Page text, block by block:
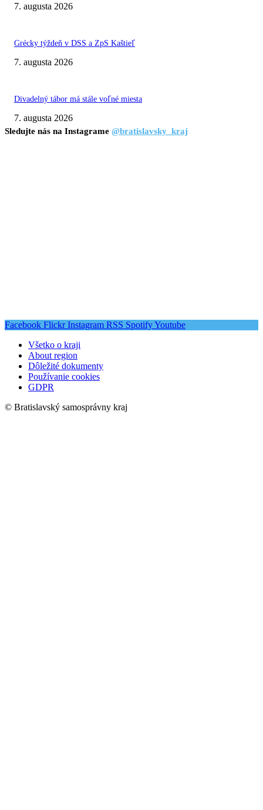
7. augusta 2026
Grécky týždeň v DSS a ZpS Kaštieľ
7. augusta 2026
Divadelný tábor má stále voľné miesta
7. augusta 2026
Sledujte nás na Instagrame @bratislavsky_kraj
Facebook Flickr Instagram RSS SpotifyYoutube
Všetko o kraji
About region
Dôležité dokumenty
Používanie cookies
GDPR
© Bratislavský samosprávny kraj